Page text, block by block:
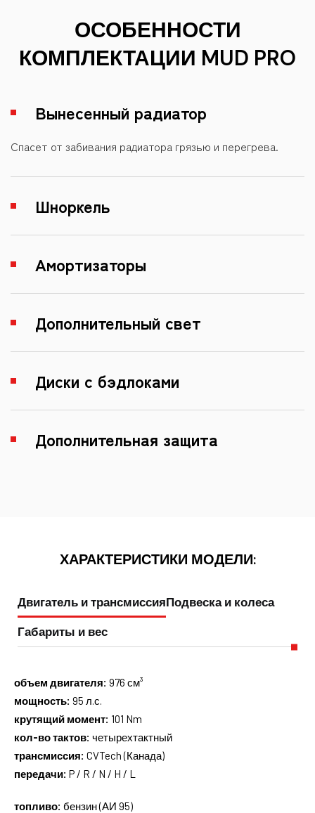
ОСОБЕННОСТИ
КОМПЛЕКТАЦИИ MUD PRO
Вынесенный радиатор
Спасет от забивания радиатора грязью и перегрева.
Шноркель
Амортизаторы
Дополнительный свет
Диски с бэдлоками
Дополнительная защита
ХАРАКТЕРИСТИКИ МОДЕЛИ:
Двигатель и трансмиссияПодвеска и колеса
Габариты и вес
объем двигателя: 976 см³
мощность: 95 л.с.
крутящий момент: 101 Nm
кол-во тактов: четырехтактный
трансмиссия: CVTech (Канада)
передачи: P / R / N / H / L
топливо: бензин (АИ 95)